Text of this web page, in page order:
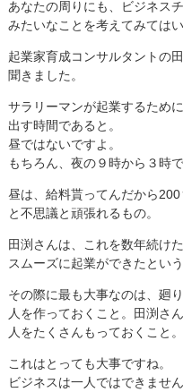
あなたの周りにも、ビジネス
みたいなことを考えてみては
起業家育成コンサルタントの
聞きました。
サラリーマンが起業するため
出す時間であると。
昼ではないですよ。
もちろん、夜の９時から３時で
昼は、給料貰ってんだから
と不思議と頑張れるもの。
田渕さんは、これを数年続け
スムーズに起業ができたという
その際に最も大事なのは、廻
人を作っておくこと。田渕さ
人をたくさんもっておくこと。
これはとっても大事ですね。
ビジネスは一人ではできませ